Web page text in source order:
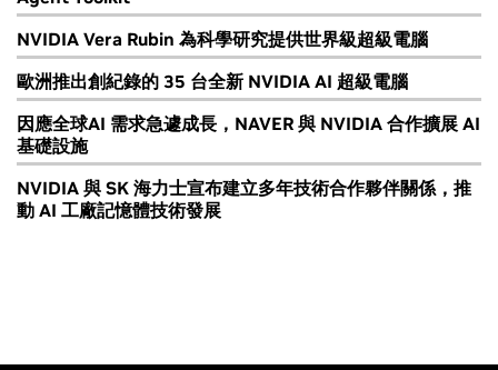
NVIDIA Vera Rubin 為科學研究提供世界級超級電腦
歐洲推出創紀錄的 35 台全新 NVIDIA AI 超級電腦
因應全球AI 需求急遽成長，NAVER 與 NVIDIA 合作擴展 AI
基礎設施
NVIDIA 與 SK 海力士宣布建立多年技術合作夥伴關係，推
動 AI 工廠記憶體技術發展